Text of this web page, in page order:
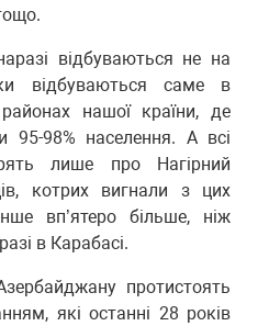
відбуваються не на
відбуваються саме в
нашої країни, де
95-98% населення. А всі
лише про Нагірний
котрих вигнали з цих
вп’ятеро більше, ніж
в Карабасі.
протистоять
які останні 28 років